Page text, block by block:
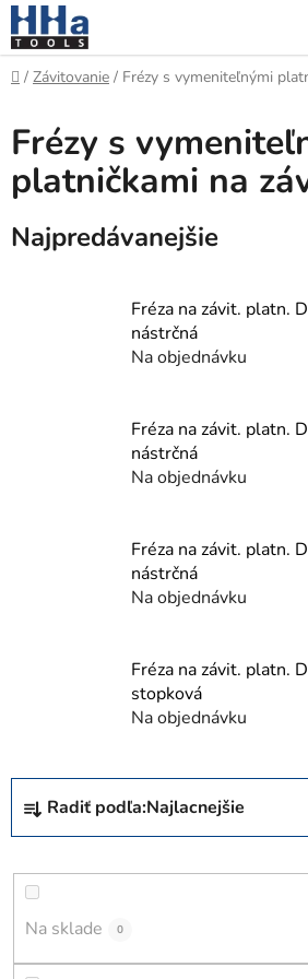
Prejsť
na
obsah
Domov
/ Závitovanie / Frézy s vymeniteľnými
Frézy s
platničkami na
Najpredávanejšie
Fréza na závit. platn.
nástrčná
Na objednávku
Fréza na závit. platn.
nástrčná
Na objednávku
Fréza na závit. platn.
nástrčná
Na objednávku
Fréza na závit. platn.
stopková
Na objednávku
R
d
e
e
Radiť podľa:Najlacnejšie
Na sklade 0